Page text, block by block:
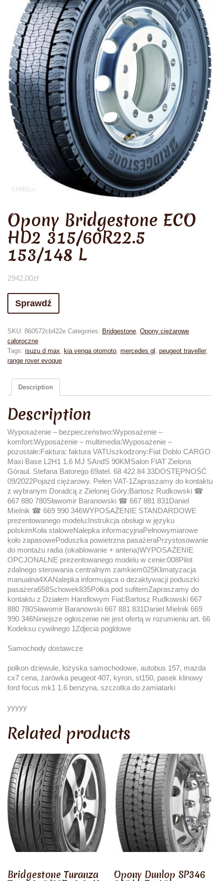
Opony Bridgestone ECO
HD2 315/60R22.5
153/148 L
2942,00zł
Sprawdź
SKU: 860572cb422e Categories: Bridgestone, Opony ciężarowe
całoroczne
Tags: isuzu d max, kia venga otomoto, mercedes gl , peugeot traveller,
range rover evoque
Description
Description
Wyposażenie – bezpieczeństwo:Wyposażenie –
komfort:Wyposażenie – multimedia:Wyposażenie –
pozostałe:Faktura: faktura VATUszkodzony:Fiat Doblo CARGO
Maxi Base L2H1 1.6 MJ SAndS 90KMSalon FIAT Zielona
Góraul. Stefana Batorego 69atel. 68 422 84 33DOSTĘPNOŚĆ
09/2022Pojazd ciężarowy. Pełen VAT-1Zapraszamy do kontaktu
z wybranym Doradcą z Zielonej Góry:Bartosz Rudkowski ☎
667 880 780Sławomir Baranowski ☎ 667 881 831Daniel
Mielnik ☎ 669 990 346WYPOSAŻENIE STANDARDOWE
prezentowanego modelu:Instrukcja obsługi w języku
polskimKoła staloweNalepka informacyjnaPełnowymiarowe
koło zapasowePoduszka powietrzna pasażeraPrzystosowanie
do montażu radia (okablowanie + antena)WYPOSAŻENIE
OPCJONALNE prezentowanego modelu w cenie:008Pilot
zdalnego sterowania centralnym zamkiem025Klimatyzacja
manualna4XANalepka informująca o dezaktywacji poduszki
pasażera658Schowek835Półka pod sufitemZapraszamy do
kontaktu z Działem Handlowym Fiat:Bartosz Rudkowski 667
880 780Sławomir Baranowski 667 881 831Daniel Mielnik 669
990 346Niniejsze ogłoszenie nie jest ofertą w rozumieniu art. 66
Kodeksu cywilnego 1Zdjecia pogldowe
Samochody dostawcze
polkon dziewule, łożyska samochodowe, autobus 157, mazda
cx7 cena, żarówka peugeot 407, kyron, st150, pasek klinowy
ford focus mk1 1.6 benzyna, szczotka do zamiatarki
yyyyy
Related products
Bridgestone Turanza Opony Dunlop SP346